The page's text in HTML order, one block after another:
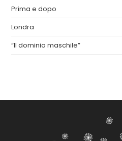
Prima e dopo
Londra
“Il dominio maschile”